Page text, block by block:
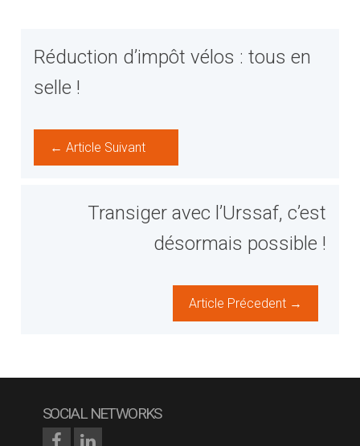
Réduction d’impôt vélos : tous en
selle !
← Article Suivant
Transiger avec l’Urssaf, c’est
désormais possible !
Article Précedent →
SOCIAL NETWORKS